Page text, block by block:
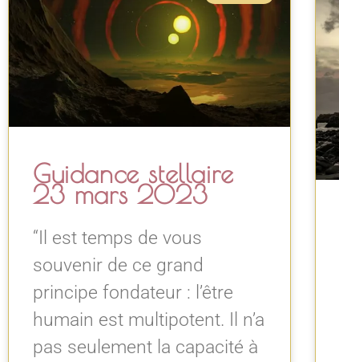
Guidance stellaire
23 mars 2023
“Il est temps de vous
souvenir de ce grand
principe fondateur : l’être
humain est multipotent. Il n’a
pas seulement la capacité à